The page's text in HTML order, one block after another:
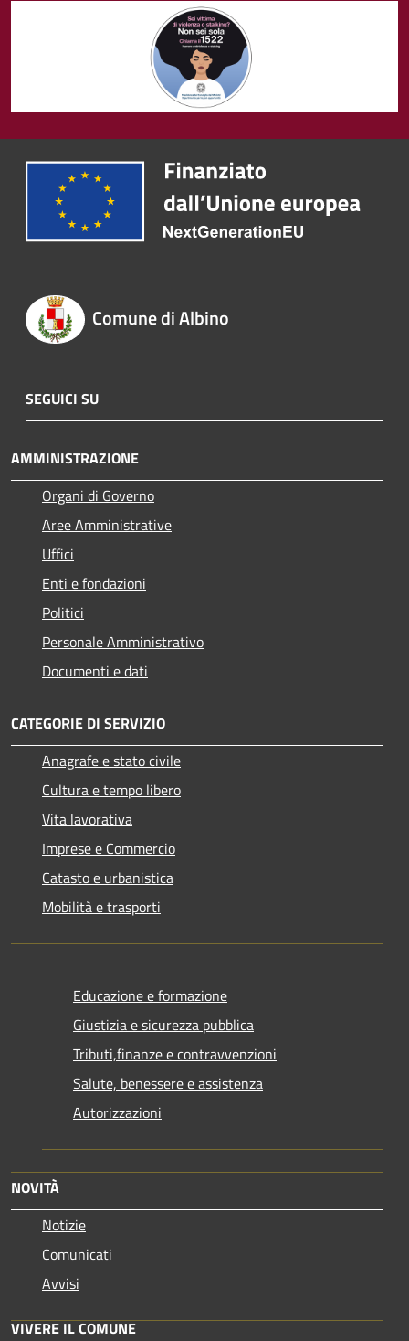
Comune di Albino
SEGUICI SU
AMMINISTRAZIONE
Organi di Governo
Aree Amministrative
Uffici
Enti e fondazioni
Politici
Personale Amministrativo
Documenti e dati
CATEGORIE DI SERVIZIO
Anagrafe e stato civile
Cultura e tempo libero
Vita lavorativa
Imprese e Commercio
Catasto e urbanistica
Mobilità e trasporti
Educazione e formazione
Giustizia e sicurezza pubblica
Tributi,finanze e contravvenzioni
Salute, benessere e assistenza
Autorizzazioni
NOVITÀ
Notizie
Comunicati
Avvisi
VIVERE IL COMUNE